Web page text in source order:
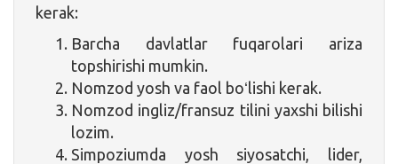
kerak:
Barcha davlatlar fuqarolari ariza
topshirishi mumkin.
Nomzod yosh va faol boʻlishi kerak.
Nomzod ingliz/fransuz tilini yaxshi bilishi
lozim.
Simpoziumda yosh siyosatchi, lider,